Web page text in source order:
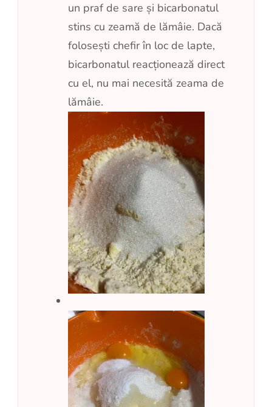
un praf de sare și bicarbonatul
stins cu zeamă de lămâie. Dacă
folosești chefir în loc de lapte,
bicarbonatul reacționează direct
cu el, nu mai necesită zeama de
lămâie.